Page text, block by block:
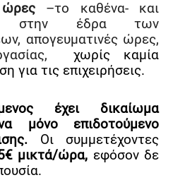
–το καθένα- και
στην έδρα των
απογευματινές ώρες,
χωρίς καμία
για τις επιχειρήσεις.
έχει δικαίωμα
μόνο επιδοτούμενο
Οι συμμετέχοντες
€ μικτά/ώρα, εφόσον δε